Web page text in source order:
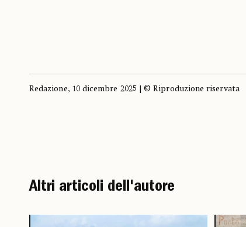
Redazione, 10 dicembre 2025 | © Riproduzione riservata
Altri articoli dell'autore